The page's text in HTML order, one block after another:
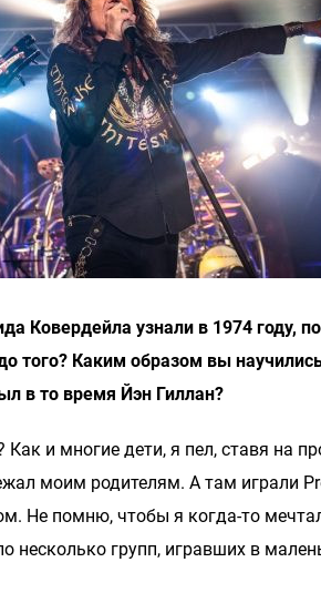
Ковердейла узнали в 1974 году,
того? Каким образом вы
в то время Йэн Гиллан?
и многие дети, я пел, ставя на
моим родителям. А там играли
Не помню, чтобы я когда-то
групп, игравших в